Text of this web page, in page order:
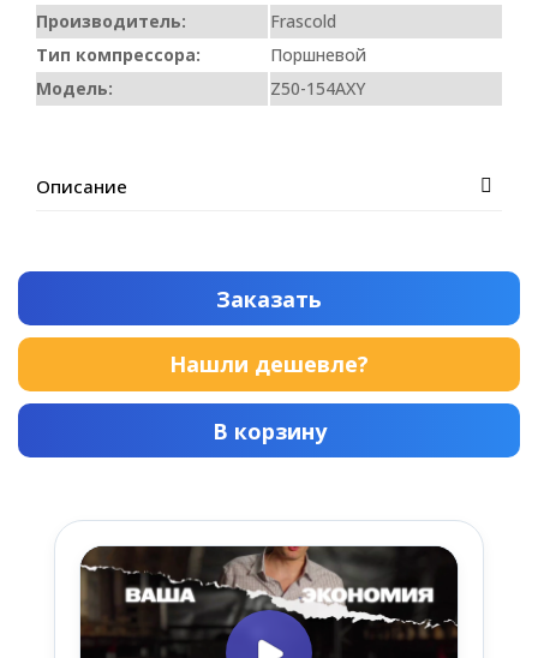
Производитель:
Frascold
Тип компрессора:
Поршневой
Модель:
Z50-154AXY
Описание
Заказать
Нашли дешевле?
В корзину